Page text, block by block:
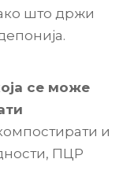
што држи
се може
и
ПЦР